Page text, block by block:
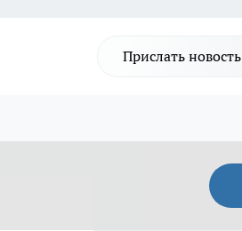
Прислать новость